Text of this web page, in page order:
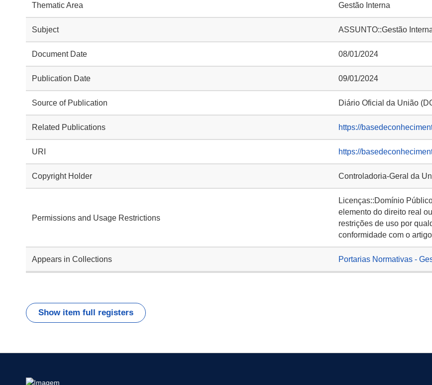
Thematic Area Gestão Interna
Subject ASSUNTO::Gestão
Document Date 08/01/2024
Publication Date 09/01/2024
Source of Publication Diário Oficial da União
Related Publications https://
URI https://
Copyright Holder Controladoria-Geral da
Permissions and Usage Restrictions
Licenças::Domínio
elemento do direito real
restrições de uso por
conformidade com o
Appears in Collections Portarias Normativas -
Show item full registers